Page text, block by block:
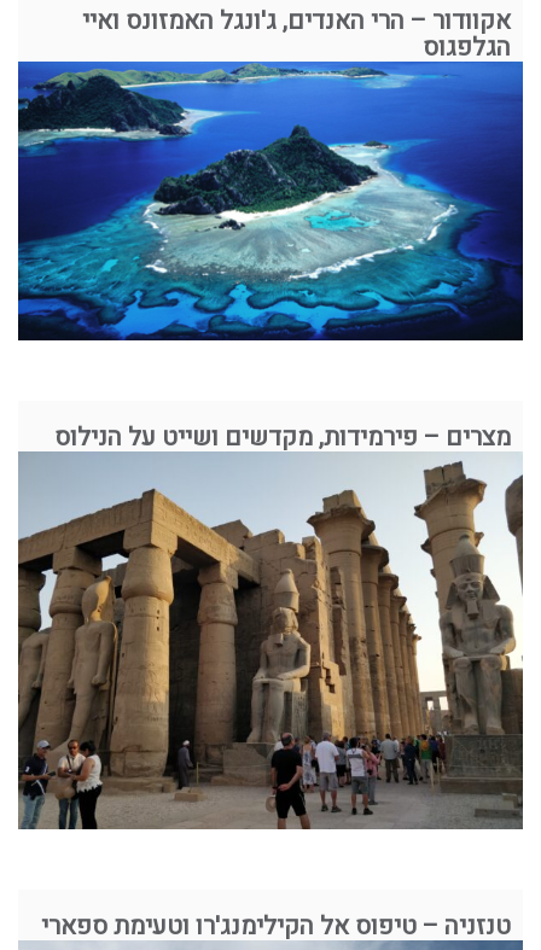
אקוודור – הרי האנדים, ג'ונגל האמזונס ואיי
הגלפגוס
מצרים – פירמידות, מקדשים ושייט על הנילוס
טנזניה – טיפוס אל הקילימנג'רו וטעימת ספארי